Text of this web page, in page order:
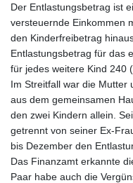
Der Entlastungsbetrag ist
versteuernde Einkommen
den Kinderfreibetrag
Entlastungsbetrag für das
für jedes weitere Kind 240
Im Streitfall war die Mutter
aus dem gemeinsamen
den zwei Kindern allein.
getrennt von seiner Ex-
bis Dezember den
Das Finanzamt erkannte
Paar habe auch die